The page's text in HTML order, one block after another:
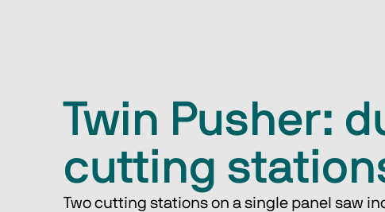
Twin Pusher:
cutting
Two cutting stations on a single panel saw